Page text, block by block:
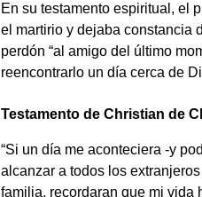
En su testamento espiritual, el
el martirio y dejaba constancia
perdón “al amigo del último
reencontrarlo un día cerca de
Testamento de Christian de
“Si un día me aconteciera -y
alcanzar a todos los
familia, recordaran que mi vida